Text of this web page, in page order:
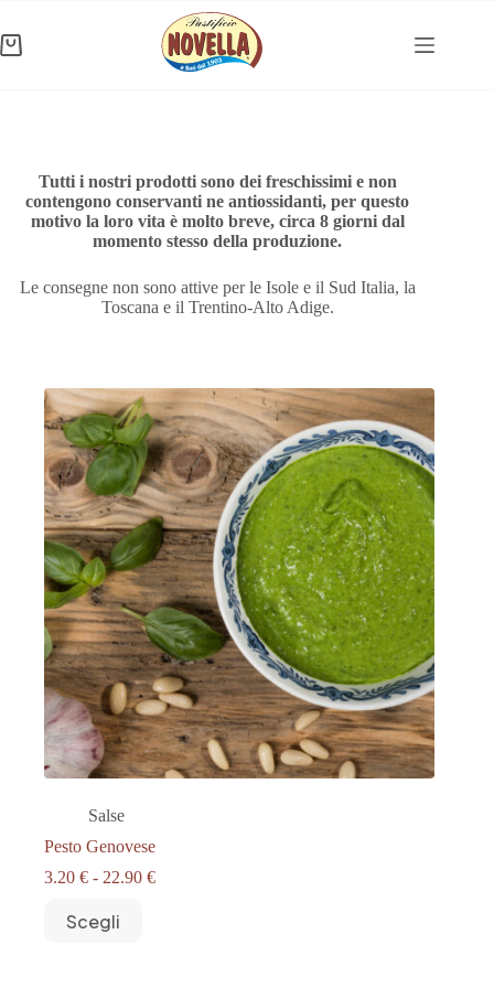
contenuto
Carrello
Tutti i nostri prodotti sono dei freschissimi e non
contengono conservanti ne antiossidanti, per questo
motivo la loro vita è molto breve, circa 8 giorni dal
momento stesso della produzione.
Le consegne non sono attive per le Isole e il Sud Italia, la
Toscana e il Trentino-Alto Adige.
Salse
Pesto Genovese
3.20 € - 22.90 €Fascia
Scegli
prodotto